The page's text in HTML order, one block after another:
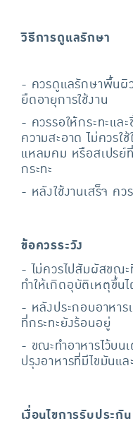
วิธีการดูแลรักษา
- ควรดูแลรักษาพื้นผิ
ยืดอายุการใช้งาน
- ควรรอให้กระทะแล
ความสะอาด ไม่ควรใ
แหลมคม หรือสเปรย์
กระทะ
- หลังใช้งานเสร็จ คว
ข้อควรระวัง
- ไม่ควรไปสัมผัสขณะ
ทำให้เกิดอุบัติเหตุขึ้น
- หลังประกอบอาหาร
ที่กระทะยังร้อนอยู่
- ขณะทำอาหารไว้บน
ปรุงอาหารที่มีไขมันแ
เงื่อนไขการรับประกัน